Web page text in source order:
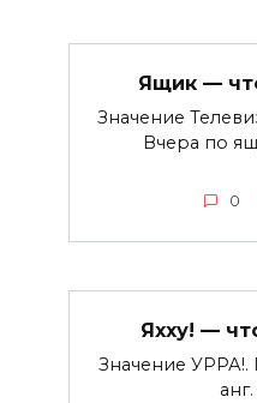
Ящик —
Значение
Вчера по
0
Яхху! —
Значение